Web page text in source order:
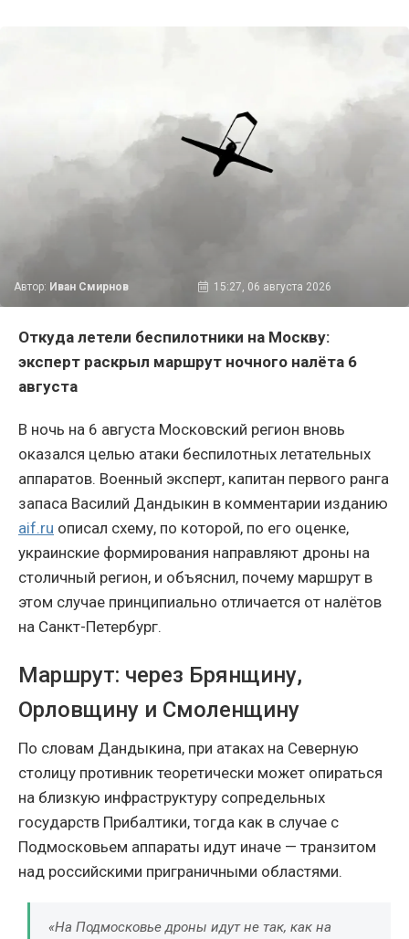
Автор: Иван Смирнов 15:27, 06 августа 2026
Откуда летели беспилотники на Москву:
эксперт раскрыл маршрут ночного налёта 6
августа
В ночь на 6 августа Московский регион вновь
оказался целью атаки беспилотных летательных
аппаратов. Военный эксперт, капитан первого ранга
запаса Василий Дандыкин в комментарии изданию
aif.ru описал схему, по которой, по его оценке,
украинские формирования направляют дроны на
столичный регион, и объяснил, почему маршрут в
этом случае принципиально отличается от налётов
на Санкт-Петербург.
Маршрут: через Брянщину,
Орловщину и Смоленщину
По словам Дандыкина, при атаках на Северную
столицу противник теоретически может опираться
на близкую инфраструктуру сопредельных
государств Прибалтики, тогда как в случае с
Подмосковьем аппараты идут иначе — транзитом
над российскими приграничными областями.
«На Подмосковье дроны идут не так, как на